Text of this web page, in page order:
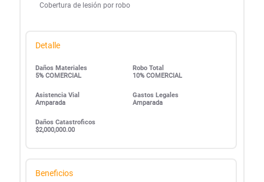
Cobertura de lesión por robo
Detalle
Daños Materiales
5% COMERCIAL
Robo Total
10% COMERCIAL
Asistencia Vial
Amparada
Gastos Legales
Amparada
Daños Catastroficos
$2,000,000.00
Beneficios